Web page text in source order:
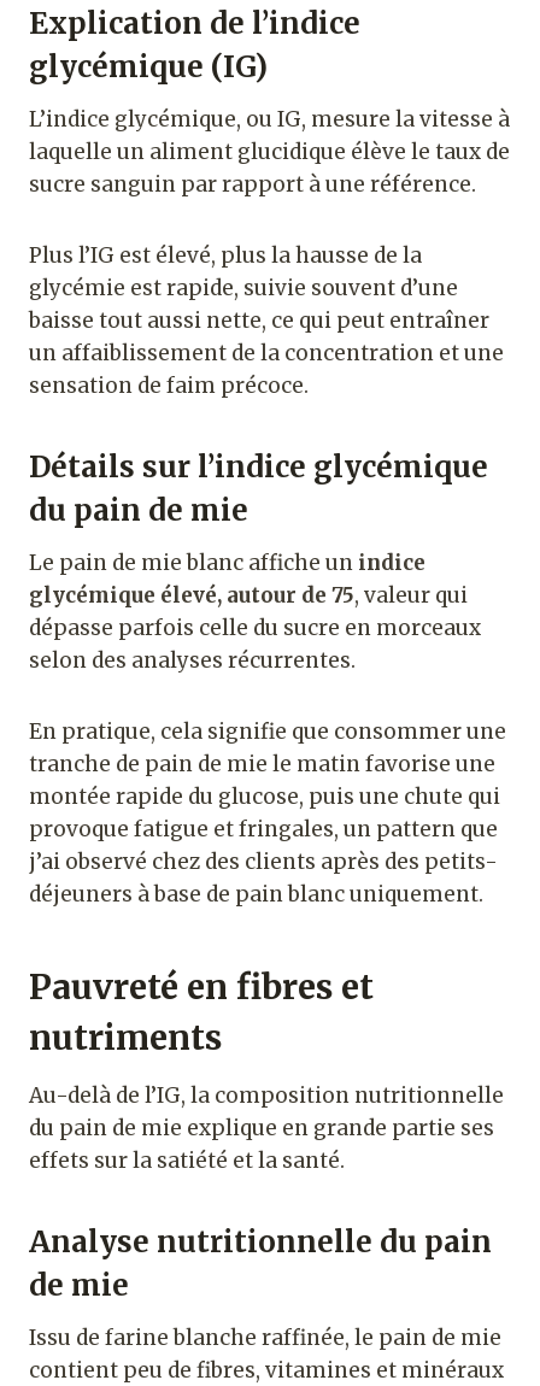
Explication de l’indice
glycémique (IG)
L’indice glycémique, ou IG, mesure la vitesse à
laquelle un aliment glucidique élève le taux de
sucre sanguin par rapport à une référence.
Plus l’IG est élevé, plus la hausse de la
glycémie est rapide, suivie souvent d’une
baisse tout aussi nette, ce qui peut entraîner
un affaiblissement de la concentration et une
sensation de faim précoce.
Détails sur l’indice glycémique
du pain de mie
Le pain de mie blanc affiche un indice
glycémique élevé, autour de 75, valeur qui
dépasse parfois celle du sucre en morceaux
selon des analyses récurrentes.
En pratique, cela signifie que consommer une
tranche de pain de mie le matin favorise une
montée rapide du glucose, puis une chute qui
provoque fatigue et fringales, un pattern que
j’ai observé chez des clients après des petits-
déjeuners à base de pain blanc uniquement.
Pauvreté en fibres et
nutriments
Au-delà de l’IG, la composition nutritionnelle
du pain de mie explique en grande partie ses
effets sur la satiété et la santé.
Analyse nutritionnelle du pain
de mie
Issu de farine blanche raffinée, le pain de mie
contient peu de fibres, vitamines et minéraux